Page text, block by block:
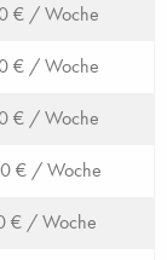
€ /Woche
€ /Woche
€ /Woche
€ /Woche
€ /Woche